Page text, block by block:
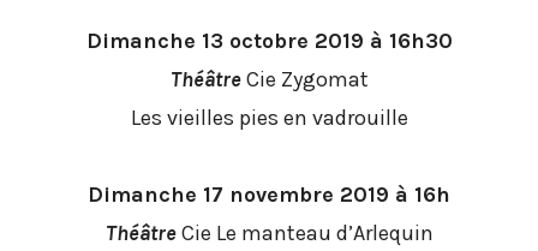
Dimanche 13 octobre 2019 à 16h30
ThéâtreCie Zygomat
Les vieilles pies en vadrouille
Dimanche 17 novembre 2019 à 16h
ThéâtreCie Le manteau d’Arlequin